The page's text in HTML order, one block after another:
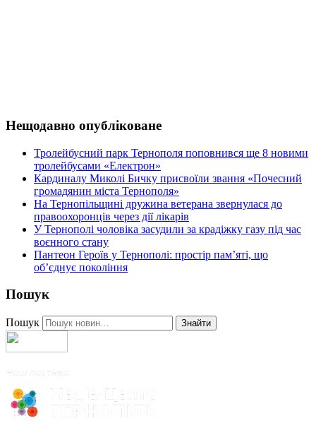
Нещодавно опубліковане
Тролейбусний парк Тернополя поповнився ще 8 новими
тролейбусами «Електрон»
Кардиналу Миколі Бичку присвоїли звання «Почесний
громадянин міста Тернополя»
На Тернопільщині дружина ветерана звернулася до
правоохоронців через дії лікарів
У Тернополі чоловіка засудили за крадіжку газу під час
воєнного стану
Пантеон Героїв у Тернополі: простір пам’яті, що
об’єднує покоління
Пошук
Пошук Знайти